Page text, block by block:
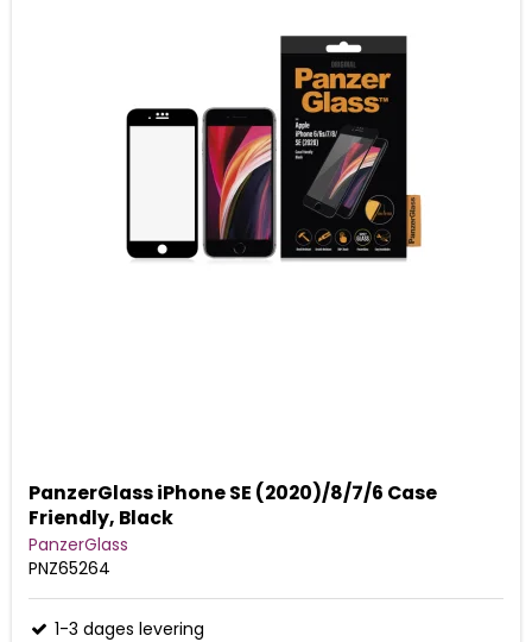
PanzerGlass iPhone SE (2020)/8/7/6 Case
Friendly, Black
PanzerGlass
PNZ65264
1-3 dages levering